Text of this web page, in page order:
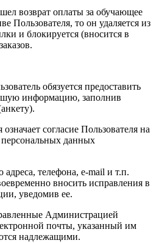
возврат оплаты за обучающее
Пользователя, то он удаляется из
и блокируется (вносится в
обязуется предоставить
информацию, заполнив
согласие Пользователя на
персональных данных
телефона, e-mail и т.п.
вносить исправления в
уведомив ее.
Администрацией
почты, указанный им
надлежащими.